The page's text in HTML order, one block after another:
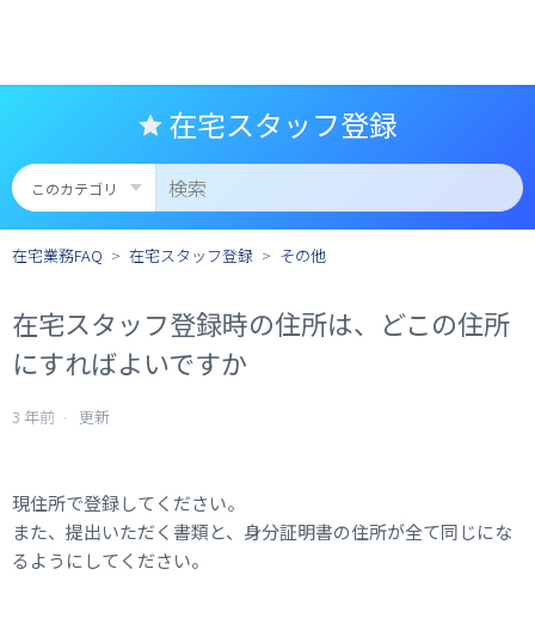
在宅スタッフ登録
在宅業務FAQ 在宅スタッフ登録 その他
在宅スタッフ登録時の住所は、どこの住所
にすればよいですか
3 年前 更新
現住所で登録してください。
また、提出いただく書類と、身分証明書の住所が全て同じにな
るようにしてください。